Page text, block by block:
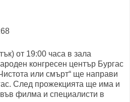
от 19:00 часа в зала
конгресен център Бургас
или смърт“ ще направи
След прожекцията ще има и
във филма и специалисти в